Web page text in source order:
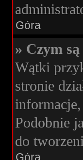
Góra
» Czym
Wątki
stronie
Podobnie
do
Góra